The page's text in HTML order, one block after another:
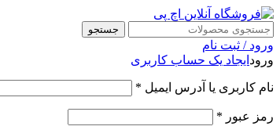
جستجو
ورود / ثبت نام
ورود ایجاد یک حساب کاربری
نام کاربری یا آدرس ایمیل *
رمز عبور *